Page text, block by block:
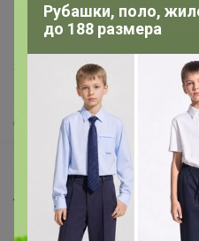
support@24-ok.ru
Написать в поддержку
Защита покупателя
О нас
Все предложения
Анонсы
Новости
Рубашки, поло,
до 188 размера